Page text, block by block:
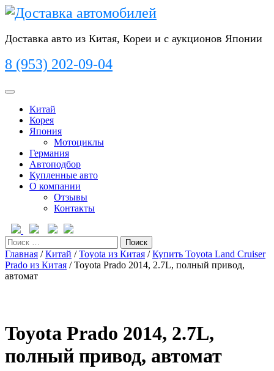
Перейти
Доставка авто из Китая, Кореи и с аукционов Японии
8 (953) 202-09-04
Кнопка
ОткрытьКитай
Корея
Япония
Мотоциклы
Германия
Автоподбор
Купленные авто
О компании
Отзывы
Контакты
Кнопка
Закрыть
Поиск
Главная /Китай /Toyota из Китая /Купить Toyota Land Cruiser
Prado из Китая / Toyota Prado 2014, 2.7L, полный привод,
автомат
Toyota Prado 2014, 2.7L,
полный привод, автомат